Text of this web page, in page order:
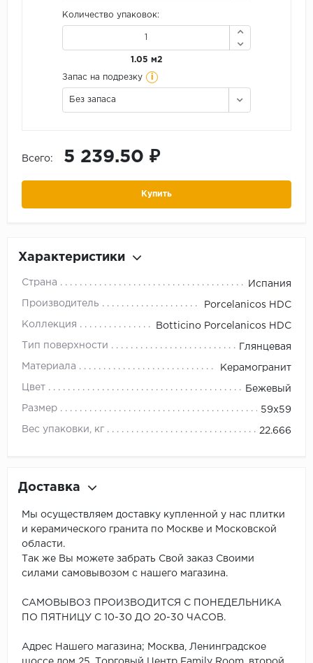
Количество упаковок:
1.05 м2
Запас на подрезку i
Без запаса
Всего: 5 239.50 ₽
Купить
Характеристики
Страна Испания
Производитель Porcelanicos HDC
Коллекция Botticino Porcelanicos HDC
Тип поверхности Глянцевая
Материала Керамогранит
Цвет Бежевый
Размер 59x59
Вес упаковки, кг 22.666
Доставка
Мы осуществляем доставку купленной у нас плитки
и керамического гранита по Москве и Московской
области.
Так же Вы можете забрать Свой заказ Своими
силами самовывозом с нашего магазина.
САМОВЫВОЗ ПРОИЗВОДИТСЯ С ПОНЕДЕЛЬНИКА
ПО ПЯТНИЦУ С 10-30 ДО 20-30 ЧАСОВ.
Адрес Нашего магазина; Москва, Ленинградское